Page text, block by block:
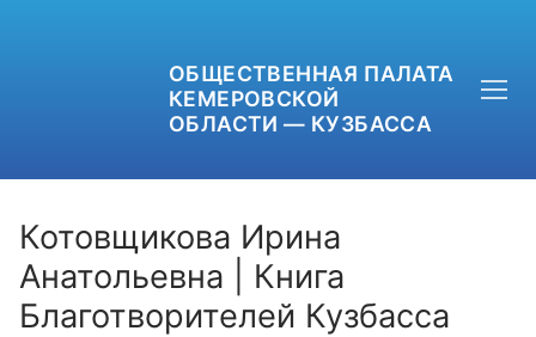
ОБЩЕСТВЕННАЯ ПАЛАТА
КЕМЕРОВСКОЙ
ОБЛАСТИ — КУЗБАССА
+7 (3842) 58-82-40
Котовщикова Ирина
Анатольевна | Книга
Благотворителей Кузбасса